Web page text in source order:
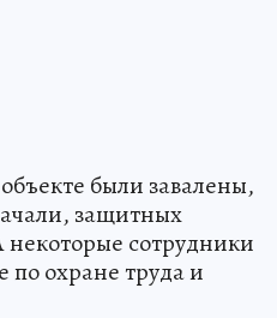
были завалены,
защитных
сотрудники
по охране труда и